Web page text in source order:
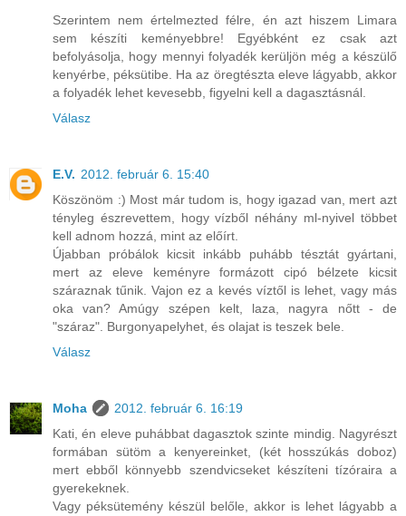
Szerintem nem értelmezted félre, én azt hiszem Limara
sem készíti keményebbre! Egyébként ez csak azt
befolyásolja, hogy mennyi folyadék kerüljön még a készülő
kenyérbe, péksütibe. Ha az öregtészta eleve lágyabb, akkor
a folyadék lehet kevesebb, figyelni kell a dagasztásnál.
Válasz
E.V. 2012. február 6. 15:40
Köszönöm :) Most már tudom is, hogy igazad van, mert azt
tényleg észrevettem, hogy vízből néhány ml-nyivel többet
kell adnom hozzá, mint az előírt.
Újabban próbálok kicsit inkább puhább tésztát gyártani,
mert az eleve keményre formázott cipó bélzete kicsit
száraznak tűnik. Vajon ez a kevés víztől is lehet, vagy más
oka van? Amúgy szépen kelt, laza, nagyra nőtt - de
"száraz". Burgonyapelyhet, és olajat is teszek bele.
Válasz
Moha
2012. február 6. 16:19
Kati, én eleve puhábbat dagasztok szinte mindig. Nagyrészt
formában sütöm a kenyereinket, (két hosszúkás doboz)
mert ebből könnyebb szendvicseket készíteni tízóraira a
gyerekeknek.
Vagy péksütemény készül belőle, akkor is lehet lágyabb a